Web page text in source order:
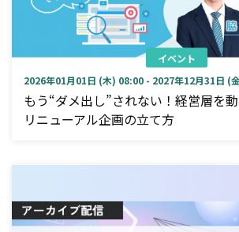
イベント
2026年01月01日 (木) 08:00 - 2027年12月31日 (
もう“ダメ出し”されない！経営層を
リニューアル企画の立て方